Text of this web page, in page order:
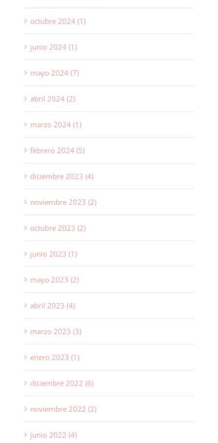
octubre 2024 (1)
junio 2024 (1)
mayo 2024 (7)
abril 2024 (2)
marzo 2024 (1)
febrero 2024 (5)
diciembre 2023 (4)
noviembre 2023 (2)
octubre 2023 (2)
junio 2023 (1)
mayo 2023 (2)
abril 2023 (4)
marzo 2023 (3)
enero 2023 (1)
diciembre 2022 (6)
noviembre 2022 (2)
junio 2022 (4)